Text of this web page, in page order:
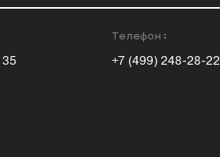
Телефон:
+7 (499) 248-28-22